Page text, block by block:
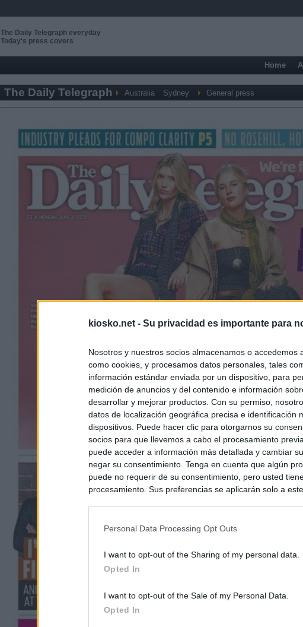
kiosko.net - Su privacidad es importante para
Nosotros y nuestros socios almacenamos o accedemos
como cookies, y procesamos datos personales, tales
información estándar enviada por un dispositivo, para
medición de anuncios y del contenido e información
desarrollar y mejorar productos. Con su permiso,
datos de localización geográfica precisa e identificación
dispositivos. Puede hacer clic para otorgarnos su
socios para que llevemos a cabo el procesamiento
puede acceder a información más detallada y cambiar
negar su consentimiento. Tenga en cuenta que algún
puede no requerir de su consentimiento, pero usted
procesamiento. Sus preferencias se aplicarán solo a
Personal Data Processing Opt Outs
I want to opt-out of the Sharing of my personal data.
Opted In
I want to opt-out of the Sale of my Personal Data.
Opted In
The Daily Telegraph everyday
Today's press covers
Home
The Daily Telegraph Australia Sydney General press